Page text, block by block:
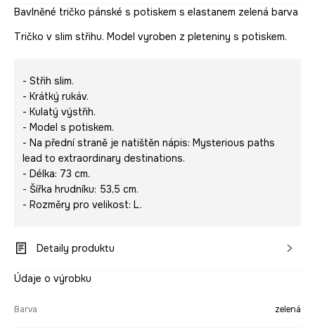
Bavlněné tričko pánské s potiskem s elastanem zelená barva
Tričko v slim střihu. Model vyroben z pleteniny s potiskem.
- Střih slim.
- Krátký rukáv.
- Kulatý výstřih.
- Model s potiskem.
- Na přední straně je natištěn nápis: Mysterious paths
lead to extraordinary destinations.
- Délka: 73 cm.
- Šířka hrudníku: 53,5 cm.
- Rozměry pro velikost: L.
Detaily produktu
Údaje o výrobku
Barva zelená